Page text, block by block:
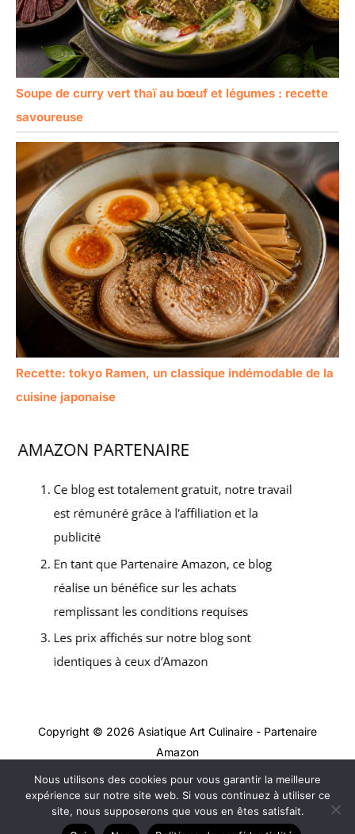
Soupe de curry vert thaï au bœuf et légumes : recette
savoureuse
Recette: tokyo Ramen, un classique indémodable de la
cuisine japonaise
Copyright © 2026 Asiatique Art Culinaire - Partenaire
Amazon
Contact
Mentions légales
Politique de confidentialité
Nous utilisons des cookies pour vous garantir la meilleure
expérience sur notre site web. Si vous continuez à utiliser ce
site, nous supposerons que vous en êtes satisfait.